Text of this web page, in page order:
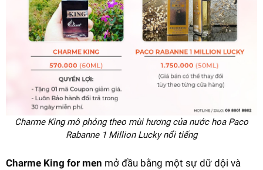
Charme King mô phỏng theo mùi hương của nước hoa Paco
Rabanne 1 Million Lucky nổi tiếng
Charme King for men mở đầu bằng một sự dữ dội và